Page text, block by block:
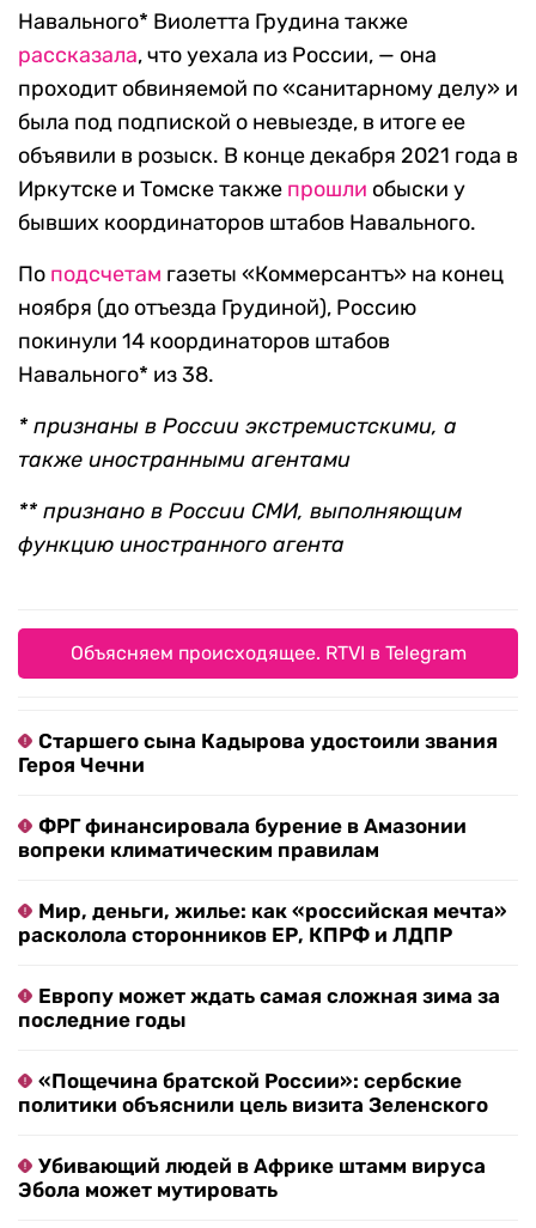
Навального* Виолетта Грудина также
рассказала, что уехала из России, — она
проходит обвиняемой по «санитарному делу» и
была под подпиской о невыезде, в итоге ее
объявили в розыск. В конце декабря 2021 года в
Иркутске и Томске также прошли обыски у
бывших координаторов штабов Навального.
По подсчетам газеты «Коммерсантъ» на конец
ноября (до отъезда Грудиной), Россию
покинули 14 координаторов штабов
Навального* из 38.
* признаны в России экстремистскими, а
также иностранными агентами
** признано в России СМИ, выполняющим
функцию иностранного агента
Объясняем происходящее. RTVI в Telegram
Старшего сына Кадырова удостоили звания
Героя Чечни
ФРГ финансировала бурение в Амазонии
вопреки климатическим правилам
Мир, деньги, жилье: как «российская мечта»
расколола сторонников ЕР, КПРФ и ЛДПР
Европу может ждать самая сложная зима за
последние годы
«Пощечина братской России»: сербские
политики объяснили цель визита Зеленского
Убивающий людей в Африке штамм вируса
Эбола может мутировать